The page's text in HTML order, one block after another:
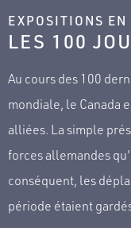
EXPOSITIONS EN
LES 100
Au cours des 100
mondiale, le Canada
alliées. La simple
forces allemandes
conséquent, les
période étaient